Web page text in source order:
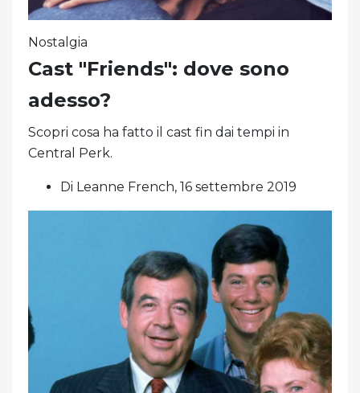
Nostalgia
Cast "Friends": dove sono
adesso?
Scopri cosa ha fatto il cast fin dai tempi in
Central Perk.
Di Leanne French, 16 settembre 2019